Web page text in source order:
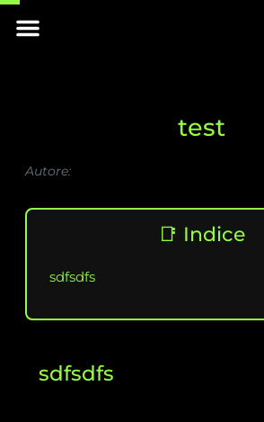
Skip
Menu
test
Autore:
📑 Indice
sdfsdfs
sdfsdfs